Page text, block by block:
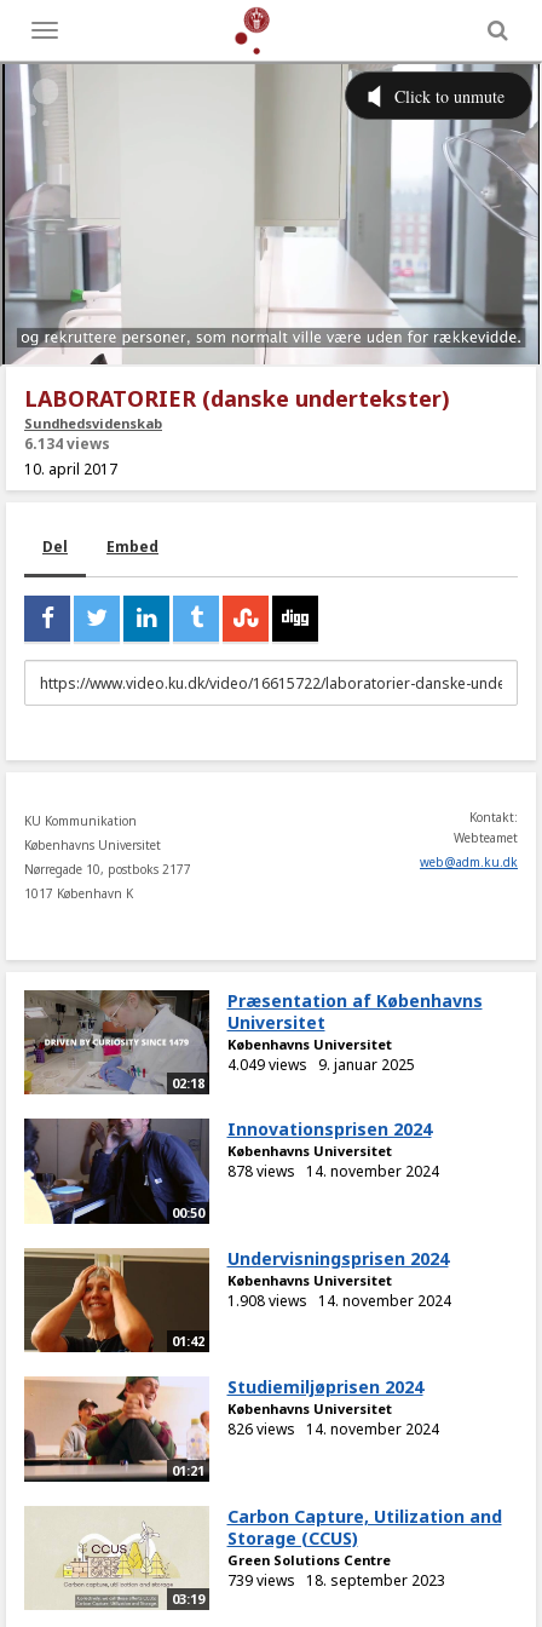
Toggle
menu
LABORATORIER (danske undertekster)
Sundhedsvidenskab
6.134 views
10. april 2017
Del Embed
URL
to
KU Kommunikation
Københavns Universitet
Nørregade 10, postboks 2177
1017 København K
Kontakt:
Webteamet
web@adm.ku.dk
02:18
Præsentation af Københavns
Universitet
Københavns Universitet
4.049 views 9. januar 2025
00:50
Innovationsprisen 2024
Københavns Universitet
878 views 14. november 2024
01:42
Undervisningsprisen 2024
Københavns Universitet
1.908 views 14. november 2024
01:21
Studiemiljøprisen 2024
Københavns Universitet
826 views 14. november 2024
03:19
Carbon Capture, Utilization and
Storage (CCUS)
Green Solutions Centre
739 views 18. september 2023